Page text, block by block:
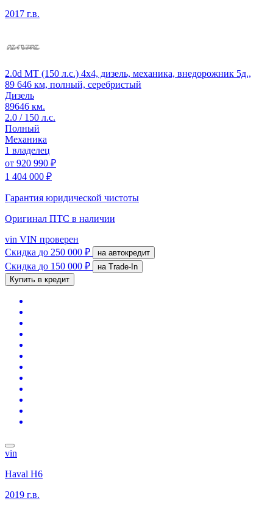
2017 г.в.
2.0d MT (150 л.с.) 4x4, дизель, механика, внедорожник 5д.,
89 646 км, полный, серебристый
Дизель
89646 км.
2.0 / 150 л.с.
Полный
Механика
1 владелец
от 920 990 ₽
1 404 000 ₽
Гарантия юридической чистоты
Оригинал ПТС в наличии
vin VIN проверен
Скидка до 250 000 ₽ на автокредит
Скидка до 150 000 ₽
на Trade-In
Купить в кредит
vin
Haval H6
2019 г.в.